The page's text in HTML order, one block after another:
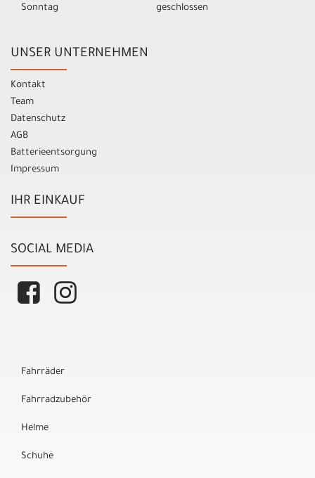
Sonntag
geschlossen
UNSER UNTERNEHMEN
Kontakt
Team
Datenschutz
AGB
Batterieentsorgung
Impressum
IHR EINKAUF
SOCIAL MEDIA
Fahrräder
Fahrradzubehör
Helme
Schuhe